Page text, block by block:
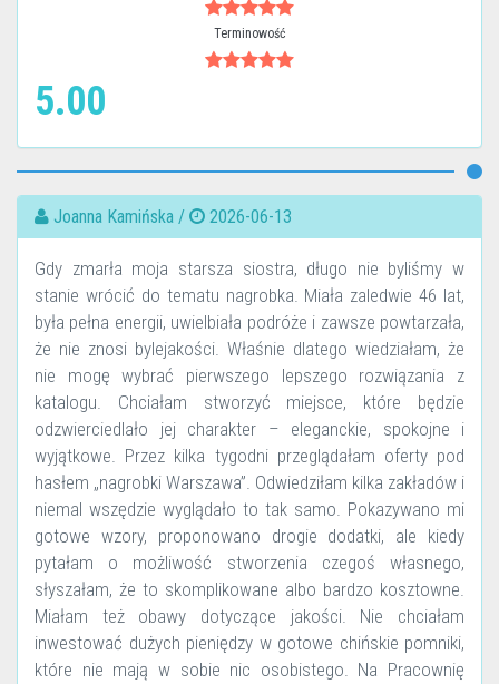
Terminowość
5.00
Joanna Kamińska / 2026-06-13
Gdy zmarła moja starsza siostra, długo nie byliśmy w
stanie wrócić do tematu nagrobka. Miała zaledwie 46 lat,
była pełna energii, uwielbiała podróże i zawsze powtarzała,
że nie znosi bylejakości. Właśnie dlatego wiedziałam, że
nie mogę wybrać pierwszego lepszego rozwiązania z
katalogu. Chciałam stworzyć miejsce, które będzie
odzwierciedlało jej charakter – eleganckie, spokojne i
wyjątkowe. Przez kilka tygodni przeglądałam oferty pod
hasłem „nagrobki Warszawa”. Odwiedziłam kilka zakładów i
niemal wszędzie wyglądało to tak samo. Pokazywano mi
gotowe wzory, proponowano drogie dodatki, ale kiedy
pytałam o możliwość stworzenia czegoś własnego,
słyszałam, że to skomplikowane albo bardzo kosztowne.
Miałam też obawy dotyczące jakości. Nie chciałam
inwestować dużych pieniędzy w gotowe chińskie pomniki,
które nie mają w sobie nic osobistego. Na Pracownię